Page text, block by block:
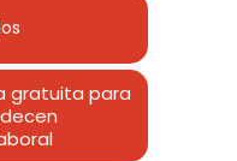
gratuita para